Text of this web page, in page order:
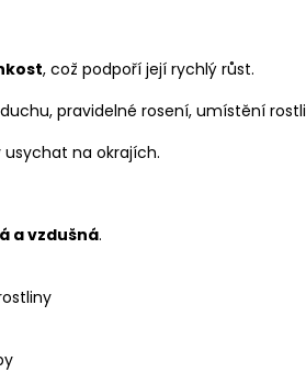
, což podpoří její rychlý růst.
pravidelné rosení, umístění
na okrajích.
a vzdušná.